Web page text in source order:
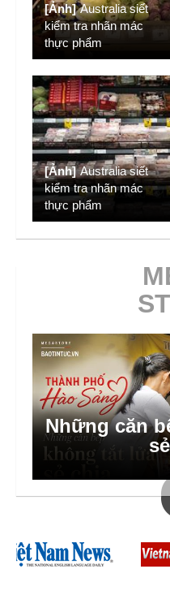
[Ảnh] Australia siết
kiểm tra nhãn mác
thực phẩm
[Ảnh] Australia siết
kiểm tra nhãn mác
thực phẩm
Những căn